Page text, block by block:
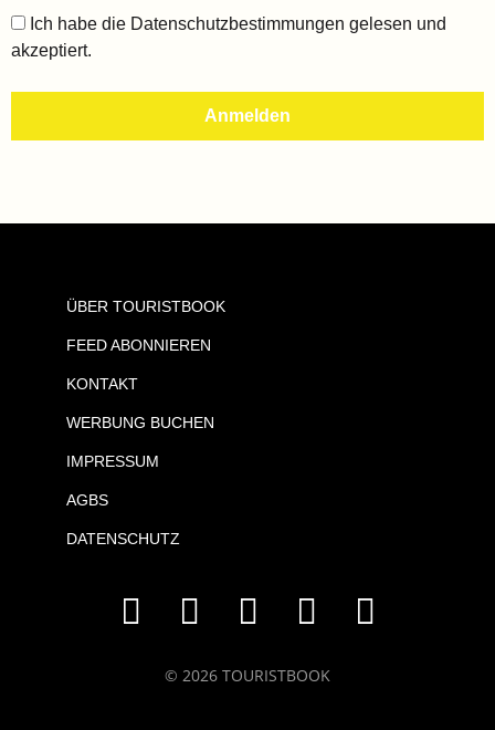
Ich habe die Datenschutzbestimmungen gelesen und
akzeptiert.
ÜBER TOURISTBOOK
FEED ABONNIEREN
KONTAKT
WERBUNG BUCHEN
IMPRESSUM
AGBS
DATENSCHUTZ
© 2026 TOURISTBOOK